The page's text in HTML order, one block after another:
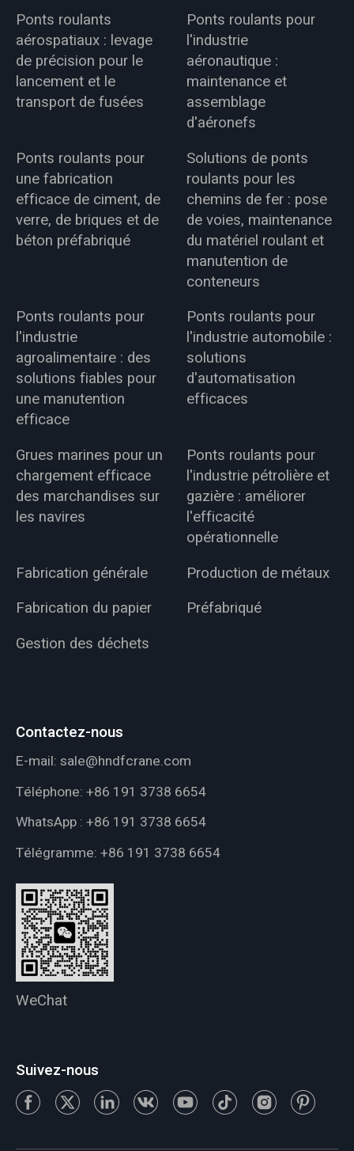
Ponts roulants
aérospatiaux : levage
de précision pour le
lancement et le
transport de fusées
Ponts roulants pour
l'industrie
aéronautique :
maintenance et
assemblage
d'aéronefs
Ponts roulants pour
une fabrication
efficace de ciment, de
verre, de briques et de
béton préfabriqué
Solutions de ponts
roulants pour les
chemins de fer : pose
de voies, maintenance
du matériel roulant et
manutention de
conteneurs
Ponts roulants pour
l'industrie
agroalimentaire : des
solutions fiables pour
une manutention
efficace
Ponts roulants pour
l'industrie automobile :
solutions
d'automatisation
efficaces
Grues marines pour un
chargement efficace
des marchandises sur
les navires
Ponts roulants pour
l'industrie pétrolière et
gazière : améliorer
l'efficacité
opérationnelle
Fabrication générale
Production de métaux
Fabrication du papier
Préfabriqué
Gestion des déchets
Contactez-nous
E-mail: sale@hndfcrane.com
Téléphone: +86 191 3738 6654
WhatsApp : +86 191 3738 6654
Télégramme: +86 191 3738 6654
WeChat
Suivez-nous